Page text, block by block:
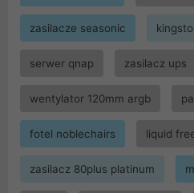
zasilacze seasonic
serwer qnap zasilacz ups
wentylator 120mm argb
fotel noblechairs liquid
zasilacz 80plus platinum